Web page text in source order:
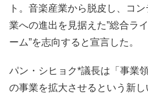
ト。音楽産業から脱皮し、コ
業への進出を見据えた”総合ラ
ーム”を志向すると宣言した。
パン・シヒョク*議長は「事業
の事業を拡大させるという新